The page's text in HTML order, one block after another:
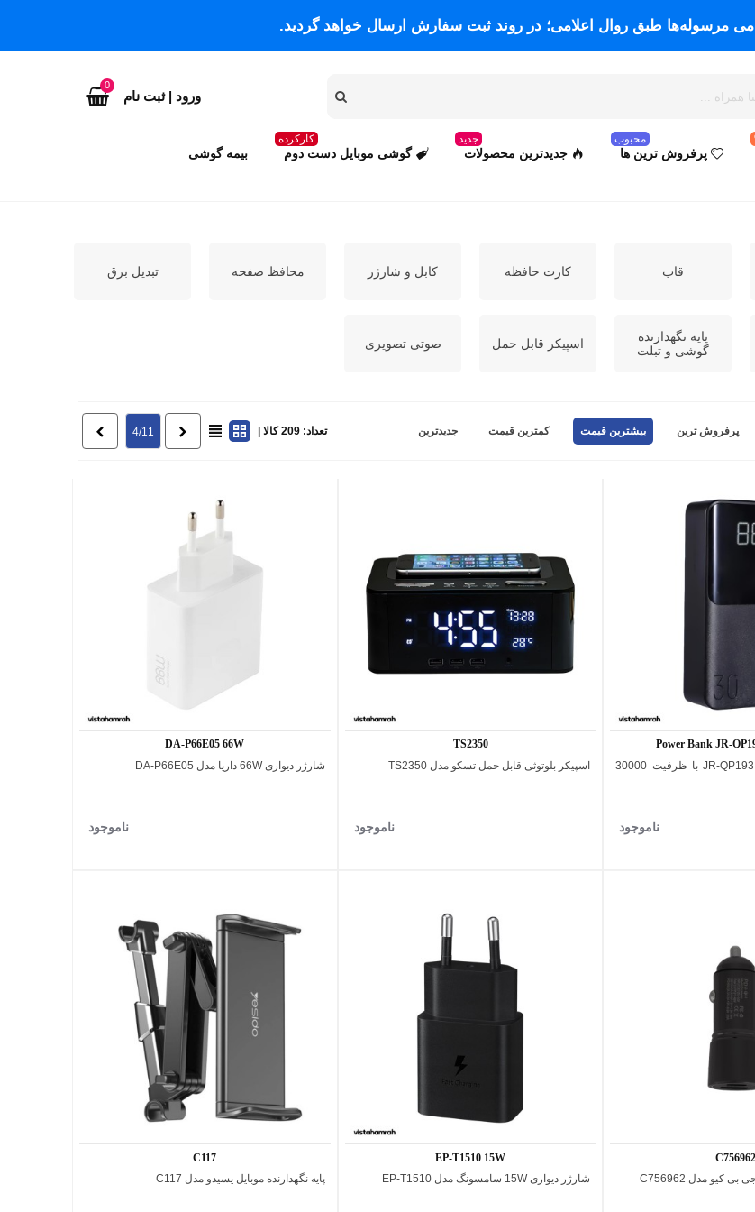
مرسوله‌ها طبق روال اعلامی؛ در روند ثبت سفارش ارسال خواهد گردید.
ورود | ثبت نام
0
پرفروش ترین ها
محبوب
جدیدترین محصولات
جدید
گوشی موبایل دست دوم
کارکرده
بیمه گوشی
قرمز
قاب کارت حافظه کابل و شارژر محافظ صفحه تبدیل برق
پایه نگهدارنده
گوشی و تبلت
اسپیکر قابل حمل صوتی تصویری
پرفروش ترین بیشترین قیمت کمترین قیمت جدیدترین تعداد: 209 کالا | 4/11
به مقایسه
Power Bank JR-
پاوربانک جویروم مدل JR-QP193 با ظرفيت 30000
ناموجود
اضافه به مقایسه
TS2350
اسپیکر بلوتوثی قابل حمل تسکو مدل TS2350
ناموجود
اضافه به مقایسه
DA-P66E05 66W
شارژر دیواری 66W داریا مدل DA-P66E05
ناموجود
به مقایسه
C756962
اضافه به مقایسه
EP-T1510 15W
شارژر دیواری 15W سامسونگ مدل EP-T1510
اضافه به مقایسه
C117
پایه نگهدارنده موبایل یسیدو مدل C117